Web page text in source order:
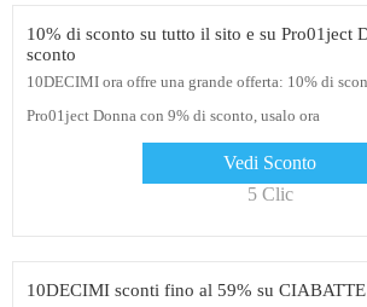
10% di sconto su tutto il sito e su Pro01ject
sconto
10DECIMI ora offre una grande offerta: 10% di
Pro01ject Donna con 9% di sconto, usalo ora
Vedi Sconto
5 Clic
10DECIMI sconti fino al 59% su CIABATTE